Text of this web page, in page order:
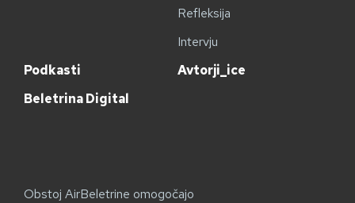
Refleksija
Intervju
Podkasti
Avtorji_ice
Beletrina Digital
Obstoj AirBeletrine omogočajo